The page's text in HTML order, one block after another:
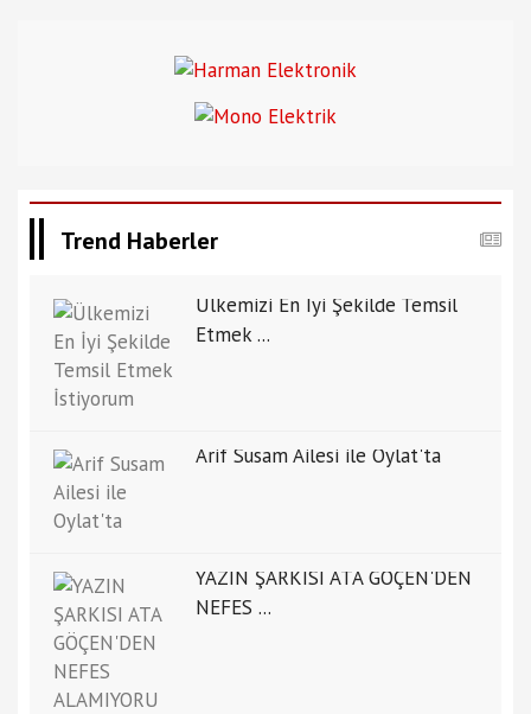
Trend Haberler
Ülkemizi En İyi Şekilde Temsil
Etmek ...
Arif Susam Ailesi ile Oylat'ta
YAZIN ŞARKISI ATA GÖÇEN'DEN
NEFES ...